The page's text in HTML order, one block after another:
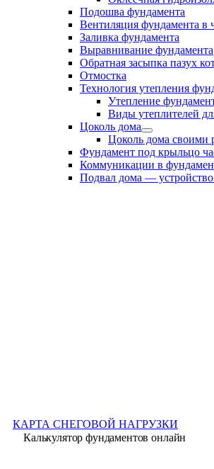
Подошва фундамента
Вентиляция фундамента в
Заливка фундамента
Выравнивание фундамента
Обратная засыпка пазух
Отмостка
Технология утепления
Утепление
Виды утеплителей
Цоколь дома
Цоколь дома своими
Фундамент под крыльцо
Коммуникации в
Подвал дома — устройство
КАРТА СНЕГОВОЙ НАГРУЗКИ
Калькулятор фундаментов онлайн